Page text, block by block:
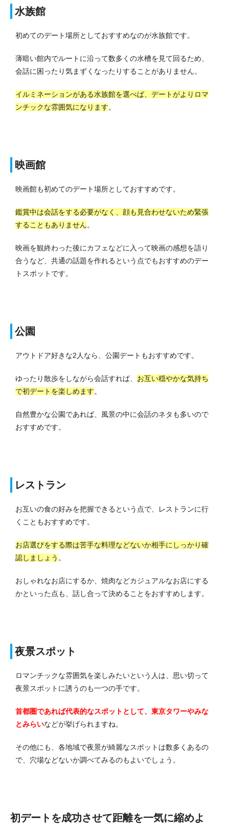
水族館
初めてのデート場所としておすすめなのが水族館です。
薄暗い館内でルートに沿って数多くの水槽を見て回るため、
会話に困ったり気まずくなったりすることがありません。
イルミネーションがある水族館を選べば、デートがよりロマ
ンチックな雰囲気になります。
映画館
映画館も初めてのデート場所としておすすめです。
鑑賞中は会話をする必要がなく、顔も見合わせないため緊張
することもありません。
映画を観終わった後にカフェなどに入って映画の感想を語り
合うなど、共通の話題を作れるという点でもおすすめのデー
トスポットです。
公園
アウトドア好きな2人なら、公園デートもおすすめです。
ゆったり散歩をしながら会話すれば、 お互い穏やかな気持ち
で初デートを楽しめます。
自然豊かな公園であれば、風景の中に会話のネタも多いので
おすすめです。
レストラン
お互いの食の好みを把握できるという点で、レストランに行
くこともおすすめです。
お店選びをする際は苦手な料理などないか相手にしっかり確
認しましょう 。
おしゃれなお店にするか、焼肉などカジュアルなお店にする
かといった点も、話し合って決めることをおすすめします。
夜景スポット
ロマンチックな雰囲気を楽しみたいという人は、思い切って
夜景スポットに誘うのも一つの手です。
首都圏であれば代表的なスポットとして、東京タワーやみな
とみらいなどが挙げられますね。
その他にも、各地域で夜景が綺麗なスポットは数多くあるの
で、穴場などないか調べてみるのもよいでしょう。
初デートを成功させて距離を一気に縮めよ